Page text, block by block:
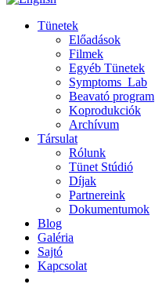
Tünetek
Előadások
Filmek
Egyéb Tünetek
Symptoms_Lab
Beavató program
Koprodukciók
Archívum
Társulat
Rólunk
Tünet Stúdió
Díjak
Partnereink
Dokumentumok
Blog
Galéria
Sajtó
Kapcsolat